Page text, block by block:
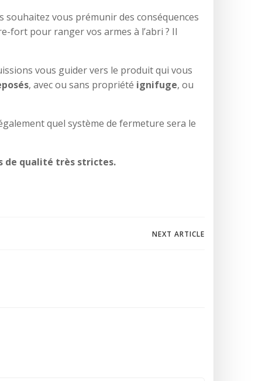
souhaitez vous prémunir des conséquences
fort pour ranger vos armes à l’abri ? Il
vous guider vers le produit qui vous
, avec ou sans propriété ignifuge, ou
quel système de fermeture sera le
de qualité très strictes.
NEXT ARTICLE